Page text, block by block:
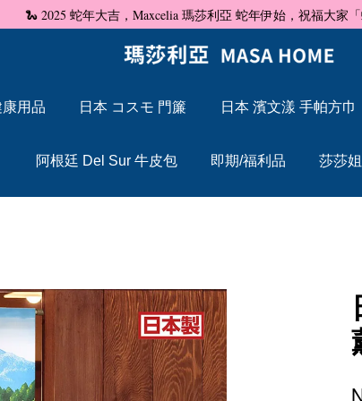
🐍 2025 蛇年大吉，Maxcelia 瑪莎利亞 蛇年伊始，祝福大家
用品 日本 コスモ 門簾 日本 濱文漾 手帕方巾
阿根廷 Del Sur 牛皮包 即期/福利品 莎莎
您的購物車目前還是空的。